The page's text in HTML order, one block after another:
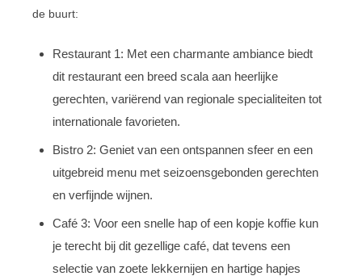
de buurt:
Restaurant 1: Met een charmante ambiance biedt
dit restaurant een breed scala aan heerlijke
gerechten, variërend van regionale specialiteiten tot
internationale favorieten.
Bistro 2: Geniet van een ontspannen sfeer en een
uitgebreid menu met seizoensgebonden gerechten
en verfijnde wijnen.
Café 3: Voor een snelle hap of een kopje koffie kun
je terecht bij dit gezellige café, dat tevens een
selectie van zoete lekkernijen en hartige hapjes